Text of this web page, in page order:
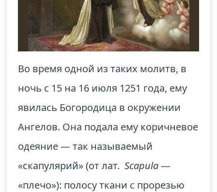
Во время одной из таких молитв, в
ночь с 15 на 16 июля 1251 года, ему
явилась Богородица в окружении
Ангелов. Она подала ему коричневое
одеяние — так называемый
«скапулярий» (от лат. Scapula—
«плечо»): полосу ткани с прорезью